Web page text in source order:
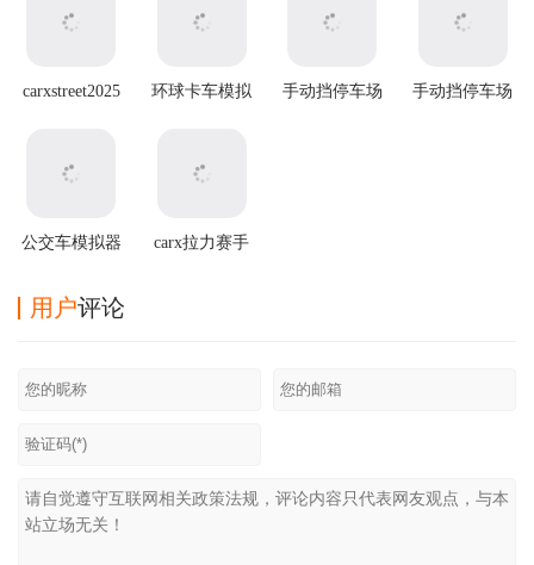
carxstreet2025
环球卡车模拟
手动挡停车场
手动挡停车场
公交车模拟器
carx拉力赛手
用户评论